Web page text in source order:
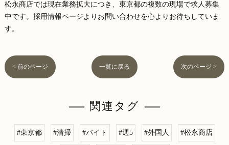
松永商店では現在業務拡大につき、東京都の複数の現場で求人募集
中です。採用情報ページよりお問い合わせを心よりお待ちしていま
す。
< 前のページ 一覧に戻る 次のページ >
関連タグ
#東京都 #清掃 #バイト #週5 #外国人 #松永商店